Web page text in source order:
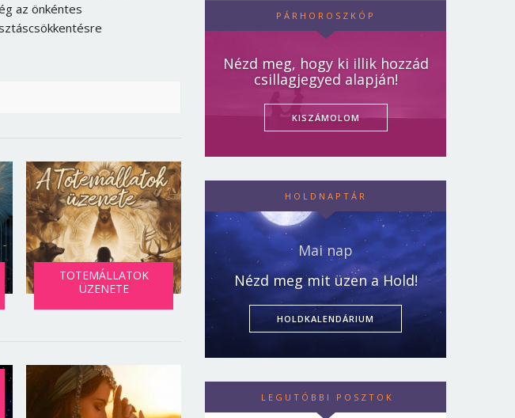
az önkéntes
TOTEMÁLLATOK
ÜZENETE
PÁRHOROSZKÓP
Nézd meg, hogy ki illik hozzád
csillagjegyed alapján!
KISZÁMOLOM
HOLDNAPTÁR
Mai nap
Nézd meg mit üzen a Hold!
HOLDKALENDÁRIUM
LEGUTÓBBI POSZTOK